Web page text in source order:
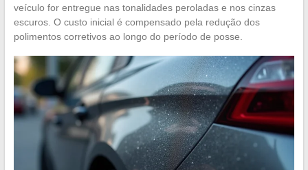
veículo for entregue nas tonalidades peroladas e nos cinzas
escuros. O custo inicial é compensado pela redução dos
polimentos corretivos ao longo do período de posse.